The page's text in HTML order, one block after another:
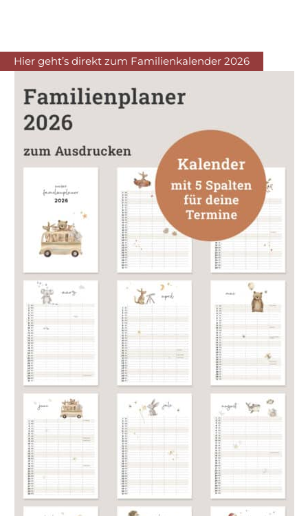
Hier geht’s direkt zum Familienkalender 2026